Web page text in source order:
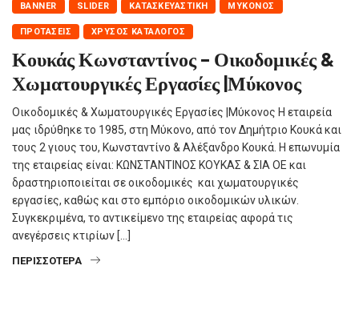
BANNER SLIDER ΚΑΤΑΣΚΕΥΑΣΤΙΚΉ ΜΎΚΟΝΟΣ
ΠΡΟΤΆΣΕΙΣ ΧΡΥΣΌΣ ΚΑΤΆΛΟΓΟΣ
Κουκάς Κωνσταντίνος – Οικοδομικές &
Χωματουργικές Εργασίες |Μύκονος
Οικοδομικές & Χωματουργικές Εργασίες |Μύκονος Η εταιρεία
μας ιδρύθηκε το 1985, στη Μύκονο, από τον Δημήτριο Κουκά και
τους 2 γιους του, Κωνσταντίνο & Αλέξανδρο Κουκά. Η επωνυμία
της εταιρείας είναι: ΚΩΝΣΤΑΝΤΙΝΟΣ ΚΟΥΚΑΣ & ΣΙΑ ΟΕ και
δραστηριοποιείται σε οικοδομικές και χωματουργικές
εργασίες, καθώς και στο εμπόριο οικοδομικών υλικών.
Συγκεκριμένα, το αντικείμενο της εταιρείας αφορά τις
ανεγέρσεις κτιρίων […]
ΠΕΡΙΣΣΌΤΕΡΑ